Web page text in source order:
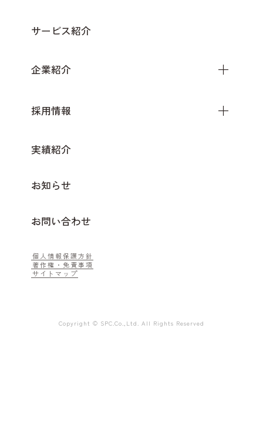
サービス紹介
企業紹介
採用情報
実績紹介
お知らせ
お問い合わせ
個人情報保護方針
著作権・免責事項
サイトマップ
Copyright © SPC.Co.,Ltd. All Rights Reserved